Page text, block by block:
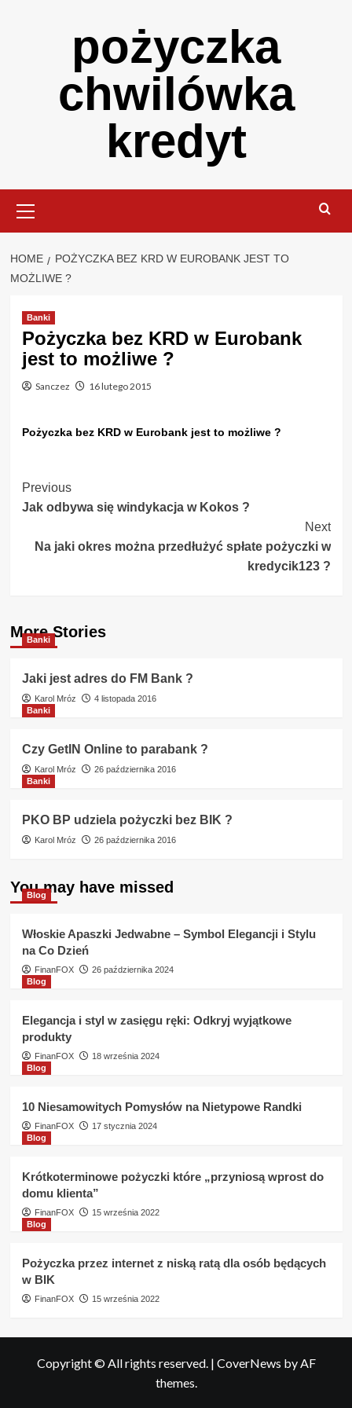
pożyczka
chwilówka
kredyt
Menu
HOME
POŻYCZKA BEZ KRD W EUROBANK JEST TO
MOŻLIWE ?
Banki
Pożyczka bez KRD w Eurobank
jest to możliwe ?
Sanczez 16 lutego 2015
Pożyczka bez KRD w Eurobank jest to możliwe ?
Post
Navigation
Previous
Jak odbywa się windykacja w Kokos ?
Next
Na jaki okres można przedłużyć spłate pożyczki w
kredycik123 ?
More Stories
Banki
Jaki jest adres do FM Bank ?
Karol Mróz
4 listopada 2016
Banki
Czy GetIN Online to parabank ?
Karol Mróz
26 października 2016
Banki
PKO BP udziela pożyczki bez BIK ?
Karol Mróz 26 października 2016
You may have missed
Blog
Włoskie Apaszki Jedwabne – Symbol Elegancji i Stylu
na Co Dzień
FinanFOX
26 października 2024
Blog
Elegancja i styl w zasięgu ręki: Odkryj wyjątkowe
produkty
FinanFOX
18 września 2024
Blog
10 Niesamowitych Pomysłów na Nietypowe Randki
FinanFOX
17 stycznia 2024
Blog
Krótkoterminowe pożyczki które „przyniosą wprost do
domu klienta”
FinanFOX
15 września 2022
Blog
Pożyczka przez internet z niską ratą dla osób będących
w BIK
FinanFOX 15 września 2022
Copyright © All rights reserved. | CoverNews by AF
themes.